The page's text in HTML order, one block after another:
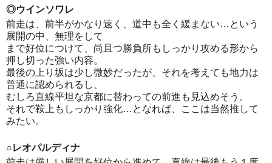
◎ウインソワレ
前走は、前半がかなり速く、道中も全く緩まない…という
展開の中、無理をして
まで好位につけて、尚且つ勝負所もしっかり攻める形から
押し切った強い内容。
最後の上り坂は少し微妙だったが、それを考えても地力は
普通に認められるし、
むしろ直線平坦な京都に替わっての前進も見込めそう。
それで鞍上もしっかり強化…となれば、ここは当然推して
みたい。
○レオパルディナ